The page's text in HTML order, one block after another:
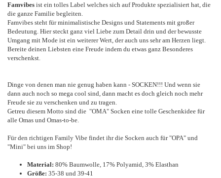
Famvibes ist ein tolles Label welches sich auf Produkte spezialisiert hat, die
die ganze Familie begleiten.
Famvibes steht für minimalistische Designs und Statements mit großer
Bedeutung. Hier steckt ganz viel Liebe zum Detail drin und der bewusste
Umgang mit Mode ist ein weiterer Wert, der auch uns sehr am Herzen liegt.
Bereite deinen Liebsten eine Freude indem du etwas ganz Besonderes
verschenkst.
Dinge von denen man nie genug haben kann - SOCKEN!!! Und wenn sie
dann auch noch so mega cool sind, dann macht es doch gleich noch mehr
Freude sie zu verschenken und zu tragen.
Getreu diesem Motto sind die "OMA" Socken eine tolle Geschenkidee für
alle Omas und Omas-to-be.
Für den richtigen Family Vibe findet ihr die Socken auch für "OPA" und
"Mini" bei uns im Shop!
Material: 80% Baumwolle, 17% Polyamid, 3% Elasthan
Größe: 35-38 und 39-41